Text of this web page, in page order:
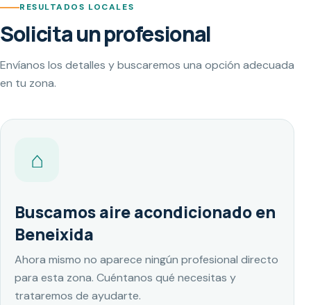
RESULTADOS LOCALES
Solicita un profesional
Envíanos los detalles y buscaremos una opción adecuada
en tu zona.
⌂
Buscamos aire acondicionado en
Beneixida
Ahora mismo no aparece ningún profesional directo
para esta zona. Cuéntanos qué necesitas y
trataremos de ayudarte.